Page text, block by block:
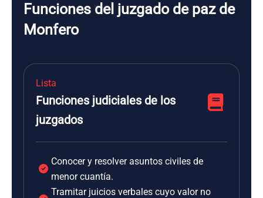
Funciones del juzgado de paz de
Monfero
Lista
Funciones judiciales de los
juzgados
Conocer y resolver asuntos civiles de
menor cuantía.
Tramitar juicios verbales cuyo valor no